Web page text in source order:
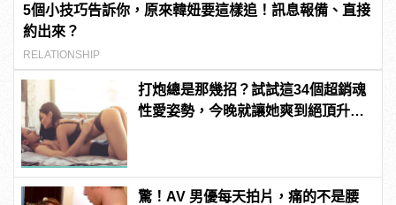
5個小技巧告訴你，原來韓妞要這樣追！訊息報備、直接
約出來？
RELATIONSHIP
打炮總是那幾招？試試這34個超銷魂
性愛姿勢，今晚就讓她爽到絕頂升
驚！AV 男優每天拍片，痛的不是腰